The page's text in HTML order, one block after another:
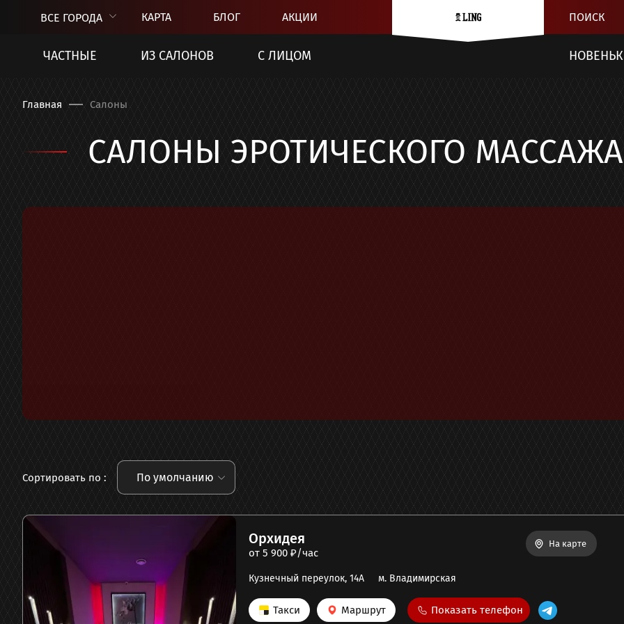
ВСЕ ГОРОДА КАРТА БЛОГ АКЦИИ ПОИСК
ЧАСТНЫЕ ИЗ САЛОНОВ С ЛИЦОМ
Главная Салоны
САЛОНЫ ЭРОТИЧЕСКОГО МАССАЖА
Сортировать по : По умолчанию
Орхидея
от 5 900 ₽/час
На карте
Кузнечный переулок, 14А м. Владимирская
Показать телефон
Такси Маршрут